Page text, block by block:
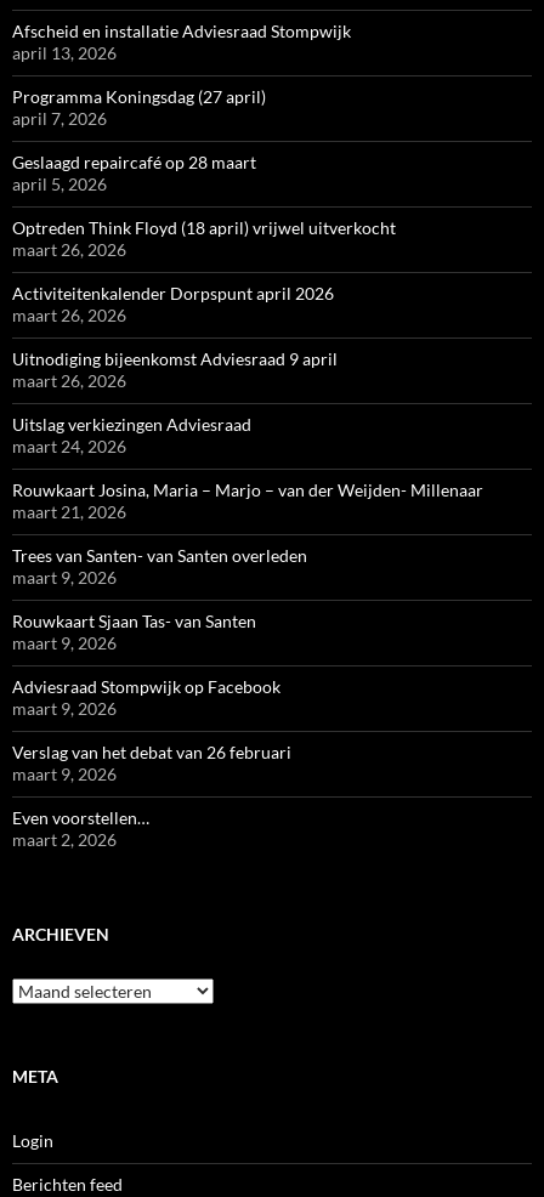
Afscheid en installatie Adviesraad Stompwijk
april 13, 2026
Programma Koningsdag (27 april)
april 7, 2026
Geslaagd repaircafé op 28 maart
april 5, 2026
Optreden Think Floyd (18 april) vrijwel uitverkocht
maart 26, 2026
Activiteitenkalender Dorpspunt april 2026
maart 26, 2026
Uitnodiging bijeenkomst Adviesraad 9 april
maart 26, 2026
Uitslag verkiezingen Adviesraad
maart 24, 2026
Rouwkaart Josina, Maria – Marjo – van der Weijden- Millenaar
maart 21, 2026
Trees van Santen- van Santen overleden
maart 9, 2026
Rouwkaart Sjaan Tas- van Santen
maart 9, 2026
Adviesraad Stompwijk op Facebook
maart 9, 2026
Verslag van het debat van 26 februari
maart 9, 2026
Even voorstellen…
maart 2, 2026
ARCHIEVEN
Archieven
META
Login
Berichten feed